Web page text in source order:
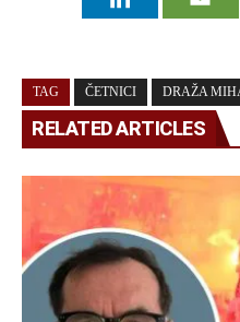
TAG ČETNICI DRAŽA
RELATED ARTICLES